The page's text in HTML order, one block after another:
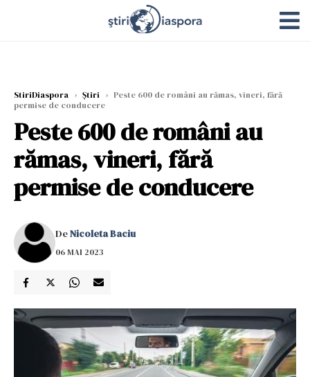
StiriDiaspora › Știri › Peste 600 de români au rămas, vineri, fără
permise de conducere
Peste 600 de români au
rămas, vineri, fără
permise de conducere
DeNicoleta Baciu
06 MAI 2023